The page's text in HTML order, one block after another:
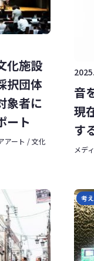
化施設
択団体
象者に
ート
アート / 文化
音
現
す
メデ
考